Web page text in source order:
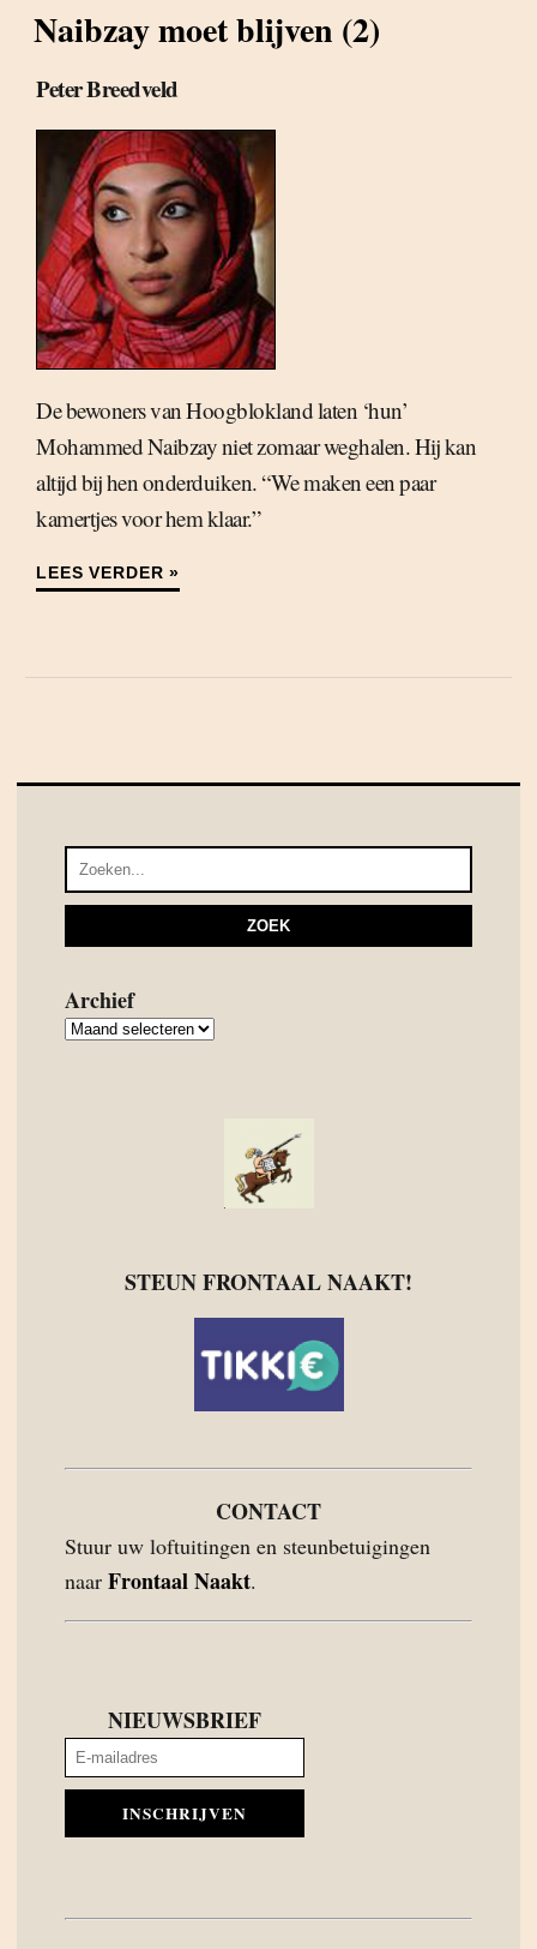
Naibzay moet blijven (2)
Peter Breedveld
De bewoners van Hoogblokland laten ‘hun’
Mohammed Naibzay niet zomaar weghalen. Hij kan
altijd bij hen onderduiken. “We maken een paar
kamertjes voor hem klaar.”
LEES VERDER »
Archief
Archief
STEUN FRONTAAL NAAKT!
CONTACT
Stuur uw loftuitingen en steunbetuigingen
naar Frontaal Naakt.
NIEUWSBRIEF
INSCHRIJVEN